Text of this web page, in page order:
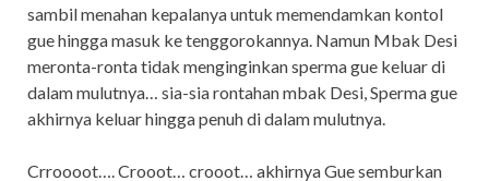
sambil menahan kepalanya untuk memendamkan kontol
gue hingga masuk ke tenggorokannya. Namun Mbak Desi
meronta-ronta tidak menginginkan sperma gue keluar di
dalam mulutnya… sia-sia rontahan mbak Desi, Sperma gue
akhirnya keluar hingga penuh di dalam mulutnya.
Crroooot…. Crooot… crooot… akhirnya Gue semburkan